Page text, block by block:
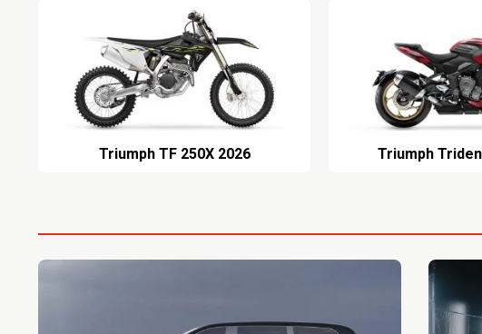
2026 Triumph TF 250X